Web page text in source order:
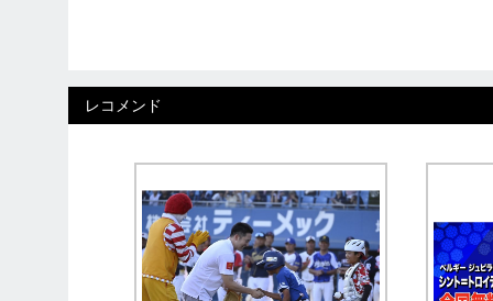
レコメンド